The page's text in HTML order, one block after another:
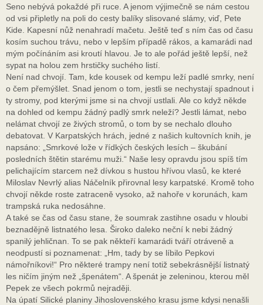
Seno nebývá pokaždé při ruce. A jenom výjimečně se nám cestou
od vsi připletly na poli do cesty balíky slisované slámy, viď, Pete
Kide. Kapesní nůž nenahradí mačetu. Ještě teď s ním čas od času
kosím suchou trávu, nebo v lepším případě rákos, a kamarádi nad
mým počínáním asi kroutí hlavou. Je to ale pořád ještě lepší, než
sypat na holou zem hrstičky suchého listí.
Není nad chvojí. Tam, kde kousek od kempu leží padlé smrky, není
o čem přemýšlet. Snad jenom o tom, jestli se nechystají spadnout i
ty stromy, pod kterými jsme si na chvojí ustlali. Ale co když někde
na dohled od kempu žádný padlý smrk neleží? Jestli lámat, nebo
nelámat chvojí ze živých stromů, o tom by se nechalo dlouho
debatovat. V Karpatských hrách, jedné z našich kultovních knih, je
napsáno: „Smrkové lože v řídkých českých lesích – škubání
posledních štětin starému muži.“ Naše lesy opravdu jsou spíš tím
pelichajícím starcem než dívkou s hustou hřívou vlasů, ke které
Miloslav Nevrlý alias Náčelník přirovnal lesy karpatské. Kromě toho
chvojí někde roste zatraceně vysoko, až nahoře v korunách, kam
trampská ruka nedosáhne.
A také se čas od času stane, že soumrak zastihne osadu v hloubi
beznadějně listnatého lesa. Široko daleko neční k nebi žádný
spanilý jehličnan. To se pak někteří kamarádi tváří otráveně a
neodpustí si poznamenat: „Hm, tady by se líbilo Pepkovi
námořníkovi!“ Pro některé trampy není totiž sebekrásnější listnatý
les ničím jiným než „špenátem“. A špenát je zeleninou, kterou měl
Pepek ze všech pokrmů nejraději.
Na úpatí Silické planiny Jihoslovenského krasu jsme kdysi nenašli